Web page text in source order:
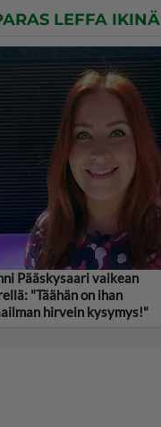
LEFFA IKINÄ
Pääskysaari vaikean
"Täähän on ihan
hirvein kysymys!"